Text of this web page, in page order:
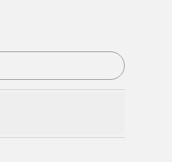
je aan te melden als lid